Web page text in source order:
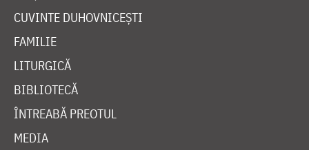
CUVINTE DUHOVNICEȘTI
FAMILIE
LITURGICĂ
BIBLIOTECĂ
ÎNTREABĂ PREOTUL
MEDIA